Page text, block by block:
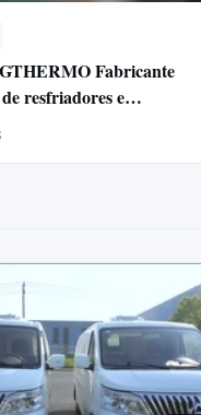
Fabricante
resfriadores e
de refrigeração